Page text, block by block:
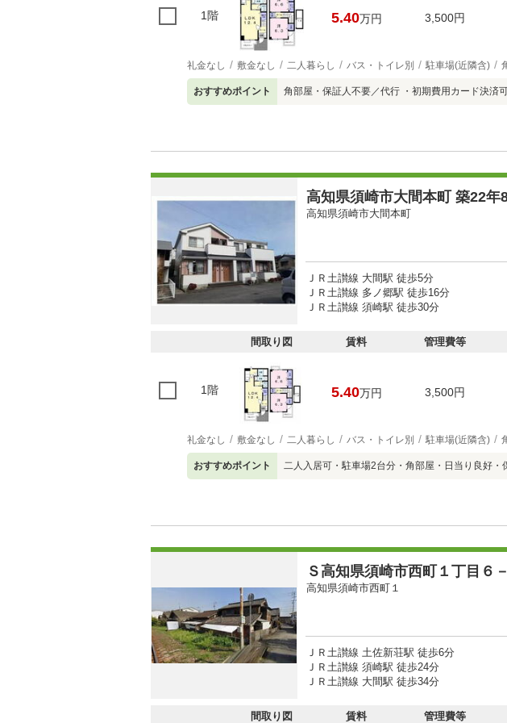
1階 5.40万円 3,500円
礼金なし 敷金なし 二人暮らし バス・トイレ別 駐車場(近隣含)
おすすめポイント 角部屋・保証人不要／代行 ・初期費用カード決済
高知県須崎市大間本町 築22年
高知県須崎市大間本町
ＪＲ土讃線 大間駅 徒歩5分
ＪＲ土讃線 多ノ郷駅 徒歩16分
ＪＲ土讃線 須崎駅 徒歩30分
間取り図 賃料 管理費等
1階 5.40万円 3,500円
礼金なし 敷金なし 二人暮らし バス・トイレ別 駐車場(近隣含)
おすすめポイント 二人入居可・駐車場2台分・角部屋・日当り良好
Ｓ高知県須崎市西町１丁目６
高知県須崎市西町１
ＪＲ土讃線 土佐新荘駅 徒歩6分
ＪＲ土讃線 須崎駅 徒歩24分
ＪＲ土讃線 大間駅 徒歩34分
間取り図 賃料 管理費等